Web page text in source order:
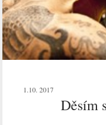
1.10. 2017
Děsím